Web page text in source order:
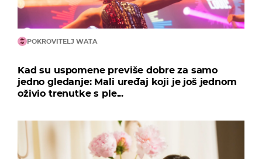
POKROVITELJ WATA
Kad su uspomene previše dobre za samo
jedno gledanje: Mali uređaj koji je još jednom
oživio trenutke s ple...